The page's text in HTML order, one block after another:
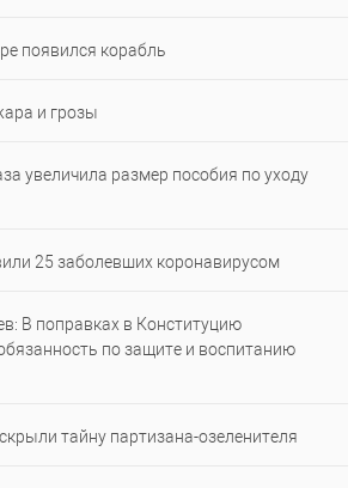
появился корабль
и грозы
увеличила размер пособия по уходу
25 заболевших коронавирусом
В поправках в Конституцию
по защите и воспитанию
тайну партизана-озеленителя